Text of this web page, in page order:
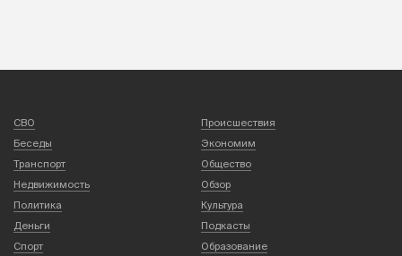
СВО
Происшествия
Беседы
Экономим
Транспорт
Общество
Недвижимость
Обзор
Политика
Культура
Деньги
Подкасты
Спорт
Образование